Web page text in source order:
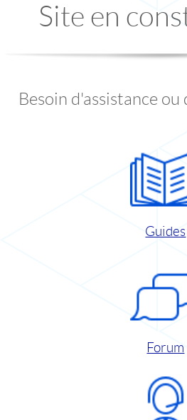
Site en
Besoin d'assistance
Guides
Forum